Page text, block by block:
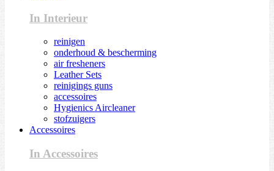
In Interieur
reinigen
onderhoud & bescherming
air fresheners
Leather Sets
reinigings guns
accessoires
Hygienics Aircleaner
stofzuigers
Accessoires
In Accessoires